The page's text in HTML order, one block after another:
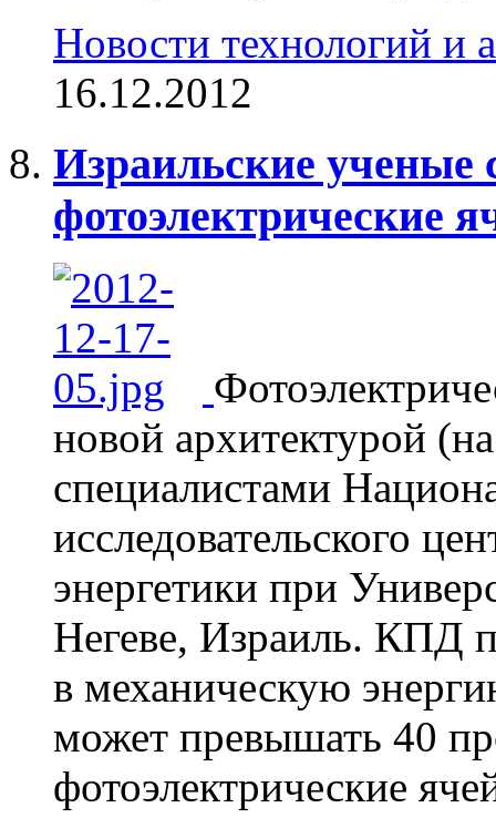
Новости технологий и
16.12.2012
Израильские ученые
фотоэлектрические
новой архитектурой
специалистами
исследовательского
энергетики при
Негеве, Израиль. КПД
в механическую
может превышать 40
фотоэлектрические